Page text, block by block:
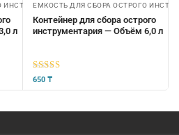
ИНСТРУМЕНТАРИЯ
л
ЕМКОСТЬ ДЛЯ СБОРА ОСТРОГО
Контейнер для сбора острого
инструментария — Объём 6,0 л
5из 5
650 ₸